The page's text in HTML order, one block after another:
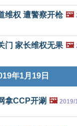
维权 遭警察开枪 🖼️
门 家长维权无果 🖼️
年1月19日
拿CCP开涮 🖼️ 2019/